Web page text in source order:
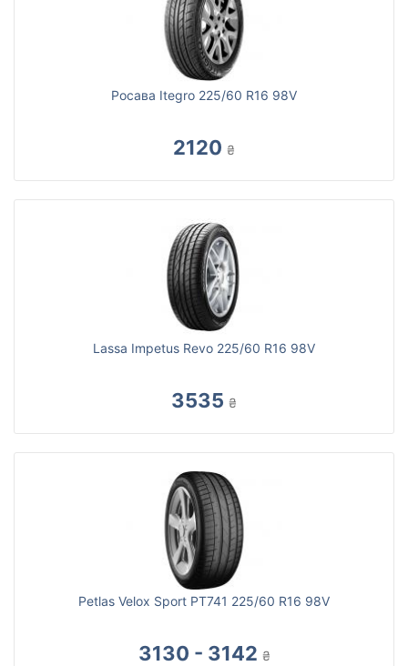
Росава Itegro 225/60 R16 98V
2120 ₴
Lassa Impetus Revo 225/60 R16 98V
3535 ₴
Petlas Velox Sport PT741 225/60 R16 98V
3130 - 3142 ₴